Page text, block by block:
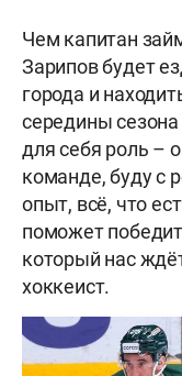
Чем капитан
Зарипов будет
города и
середины
для себя роль –
команде, буду с
опыт, всё, что
поможет
который нас
хоккеист.